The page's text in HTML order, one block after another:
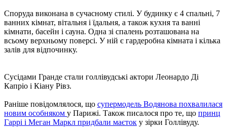
Споруда виконана в сучасному стилі. У будинку є 4 спальні, 7
ванних кімнат, вітальня і їдальня, а також кухня та ванні
кімнати, басейн і сауна. Одна зі спалень розташована на
всьому верхньому поверсі. У ній є гардеробна кімната і кілька
залів для відпочинку.
Сусідами Гранде стали голлівудські актори Леонардо Ді
Капріо і Кіану Рівз.
Раніше повідомлялося, що супермодель Водянова похвалилася
новим особняком у Парижі. Також писалося про те, що принц
Гаррі і Меган Маркл придбали маєток у зірки Голлівуду.